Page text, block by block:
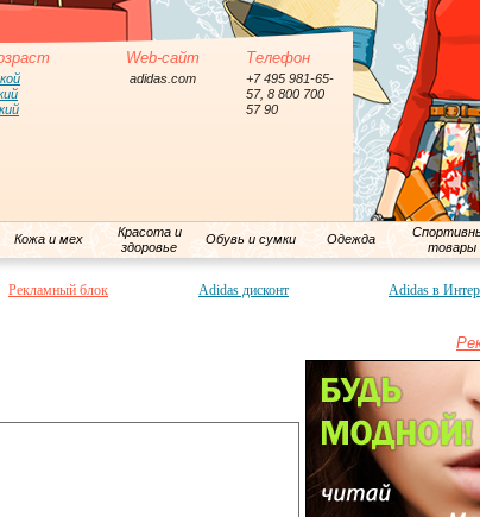
Web-сайт Телефон
adidas.com
+7 495 981-65-
57, 8 800 700
57 90
Кожа и мех
Красота и
здоровье
Обувь и сумки Одежда
товары
Рекламный блок Adidas дисконт Adidas в